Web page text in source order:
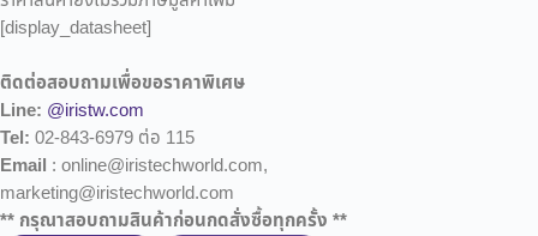
[display_datasheet]
ติดต่อสอบถามเพื่อขอราคาพิเศษ
Line: @iristw.com
Tel: 02-843-6979 ต่อ 115
Email : online@iristechworld.com,
marketing@iristechworld.com
** กรุณาสอบถามสินค้าก่อนกดสั่งซื้อทุกครั้ง **